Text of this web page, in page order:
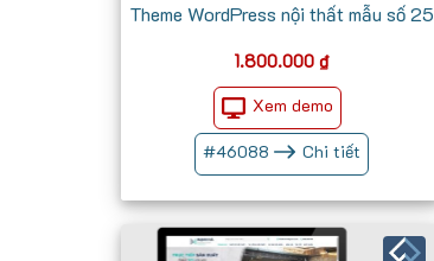
Theme WordPress nội thất mẫu số 25
1.800.000 ₫
Xem demo
#46088 Chi tiết